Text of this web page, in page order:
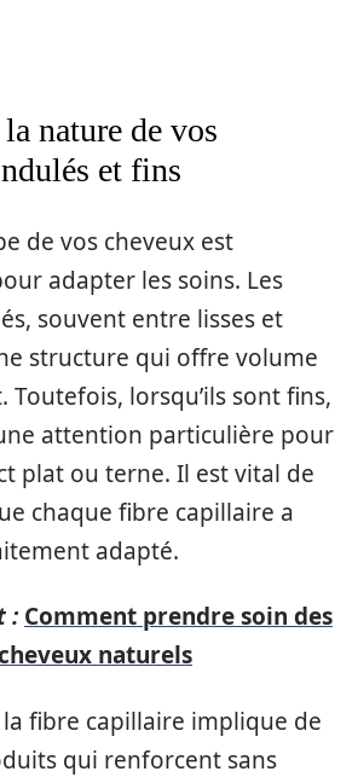
nature de vos
et fins
de vos cheveux est
adapter les soins. Les
souvent entre lisses et
structure qui offre volume
Toutefois, lorsqu’ils sont fins,
attention particulière pour
plat ou terne. Il est vital de
chaque fibre capillaire a
adapté.
: Comment prendre soin des
naturels
fibre capillaire implique de
qui renforcent sans